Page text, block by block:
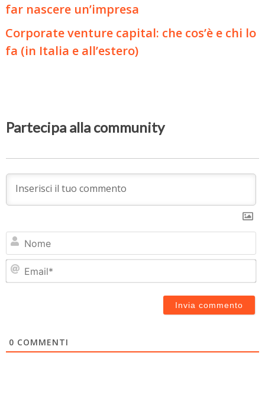
far nascere un’impresa
Corporate venture capital: che cos’è e chi lo
fa (in Italia e all’estero)
Partecipa alla community
0 COMMENTI